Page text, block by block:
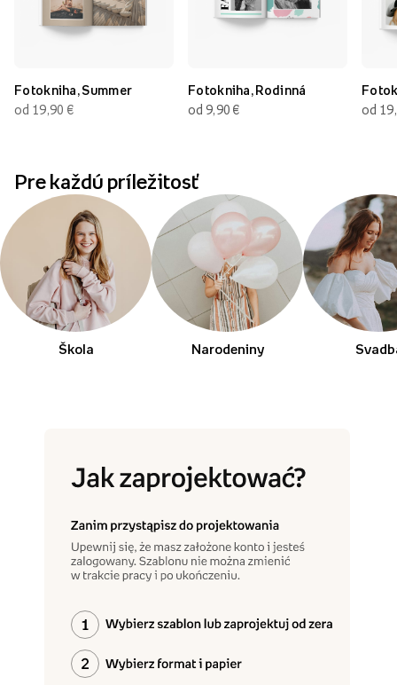
Fotokniha, Summer
od 19,90 €
Fotokniha, Rodinná
od 9,90 €
od
Pre každú príležitosť
Škola Narodeniny